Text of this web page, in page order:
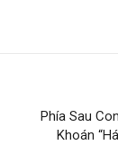
Phía Sau
Khoán